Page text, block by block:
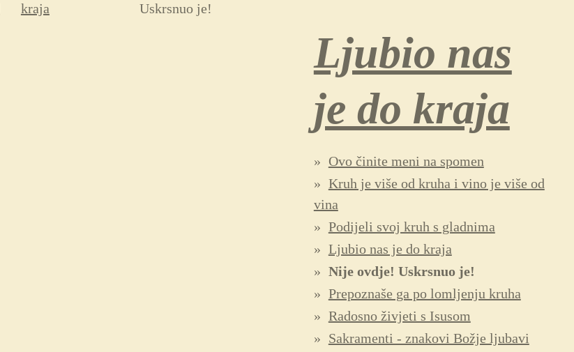
kraja
Uskrsnuo je!
Ljubio nas
je do kraja
Ovo činite meni na spomen
Kruh je više od kruha i vino je više od
vina
Podijeli svoj kruh s gladnima
Ljubio nas je do kraja
Nije ovdje! Uskrsnuo je!
Prepoznaše ga po lomljenju kruha
Radosno živjeti s Isusom
Sakramenti - znakovi Božje ljubavi